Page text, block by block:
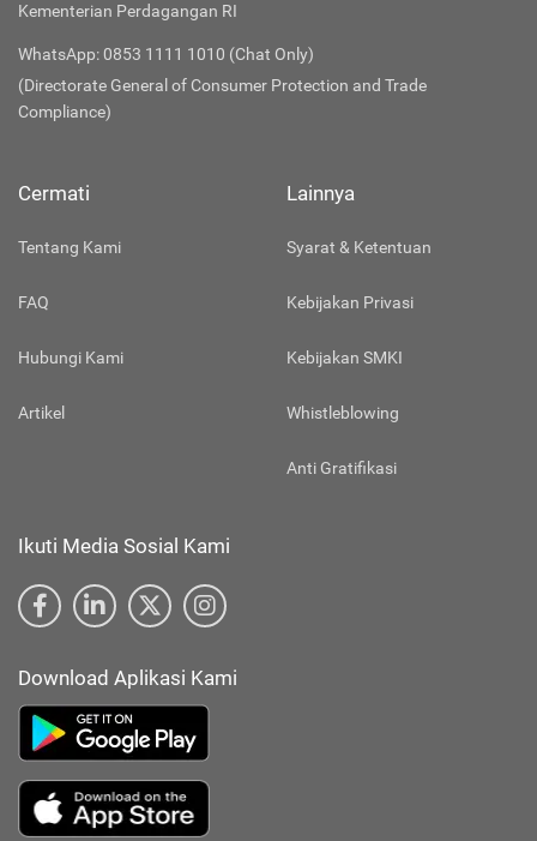
Kementerian Perdagangan RI
WhatsApp: 0853 1111 1010 (Chat Only)
(Directorate General of Consumer Protection and Trade
Compliance)
Cermati
Tentang Kami
FAQ
Hubungi Kami
Artikel
Lainnya
Syarat & Ketentuan
Kebijakan Privasi
Kebijakan SMKI
Whistleblowing
Anti Gratifikasi
Ikuti Media Sosial Kami
Download Aplikasi Kami